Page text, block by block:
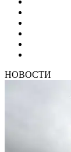
НОВОСТИ